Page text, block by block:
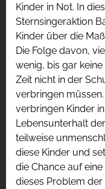
Kinder in Not. In
Sternsingeraktion
Kinder über die
Die Folge davon,
wenig, bis gar
Zeit nicht in der
verbringen
verbringen Kinder
Lebensunterhalt
teilweise
diese Kinder und
die Chance auf
dieses Problem